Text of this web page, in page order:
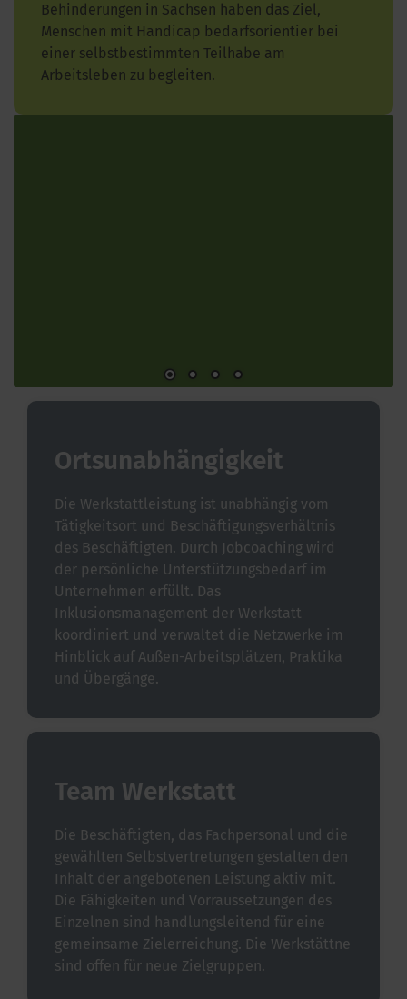
Behinderungen in Sachsen haben das Ziel,
Menschen mit Handicap bedarfsorientier bei
einer selbstbestimmten Teilhabe am
Arbeitsleben zu begleiten.
Ortsunabhängigkeit
Die Werkstattleistung ist unabhängig vom
Tätigkeitsort und Beschäftigungsverhältnis
des Beschäftigten. Durch Jobcoaching wird
der persönliche Unterstützungsbedarf im
Unternehmen erfüllt. Das
Inklusionsmanagement der Werkstatt
koordiniert und verwaltet die Netzwerke im
Hinblick auf Außen-Arbeitsplätzen, Praktika
und Übergänge.
Team Werkstatt
Die Beschäftigten, das Fachpersonal und die
gewählten Selbstvertretungen gestalten den
Inhalt der angebotenen Leistung aktiv mit.
Die Fähigkeiten und Vorraussetzungen des
Einzelnen sind handlungsleitend für eine
gemeinsame Zielerreichung. Die Werkstättne
sind offen für neue Zielgruppen.